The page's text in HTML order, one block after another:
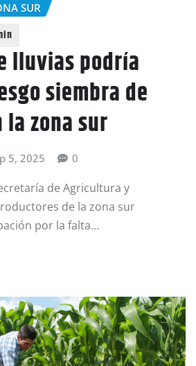
SUR
lluvias podría
siembra de
zona sur
5, 2025 0
de Agricultura y
de la zona sur
por la falta…